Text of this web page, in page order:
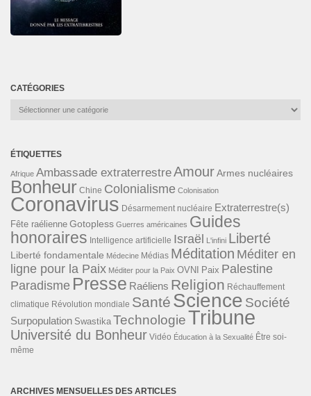
CATÉGORIES
Catégories
ÉTIQUETTES
Afrique Ambassade extraterrestreAmourArmes nucléaires
Bonheur Chine Colonialisme Colonisation
Coronavirus Désarmement nucléaire Extraterrestre(s)
Fête raélienne Gotopless Guerres américaines Guides
honoraires Intelligence artificielle Israël L'infini Liberté
Liberté fondamentale Médecine Médias Méditation Méditer en
ligne pour la Paix Méditer pour la Paix OVNI Paix Palestine
Paradisme Presse Raéliens Religion Réchauffement
climatique Révolution mondiale Santé Science Société
Surpopulation Swastika TechnologieTribune
Université du Bonheur Vidéo Éducation à la Sexualité Être soi-
même
ARCHIVES MENSUELLES DES ARTICLES